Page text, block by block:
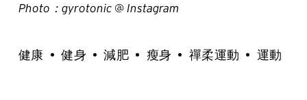
Photo：gyrotonic @ Instagram
健康 健身 減肥 瘦身 禪柔運動 運動